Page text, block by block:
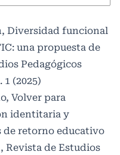
Diversidad funcional
una propuesta de
Pedagógicos
(2025)
Volver para
identitaria y
de retorno educativo
, Revista de Estudios